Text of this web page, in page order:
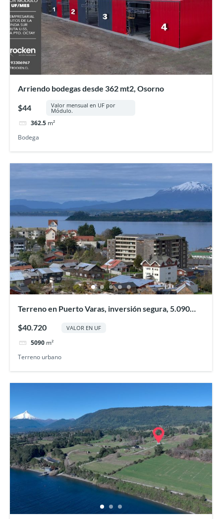
Arriendo bodegas desde 362 mt2, Osorno
$44 Valor mensual en UF por
Módulo.
362.5 m²
Bodega
Terreno en Puerto Varas, inversión segura, 5.090
$40.720 VALOR EN UF
5090 m²
Terreno urbano